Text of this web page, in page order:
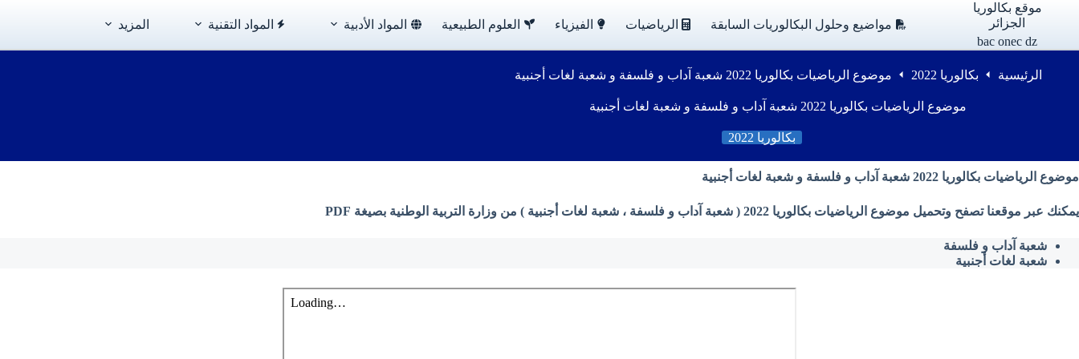
موقع بكالوريا
الجزائر
bac onec dz
مواضيع وحلول البكالوريات السابقة الرياضيات الفيزياء العلوم الطبيعية المواد الأدبية المواد التقنية المزيد
الرئيسية بكالوريا 2022 موضوع الرياضيات بكالوريا 2022 شعبة آداب و فلسفة و شعبة لغات أجنبية
موضوع الرياضيات بكالوريا 2022 شعبة آداب و فلسفة و شعبة لغات أجنبية
بكالوريا 2022
موضوع الرياضيات بكالوريا 2022 شعبة آداب و فلسفة و شعبة لغات أجنبية
يمكنك عبر موقعنا تصفح وتحميل موضوع الرياضيات بكالوريا 2022 ( شعبة آداب و فلسفة ، شعبة لغات أجنبية ) من وزارة التربية الوطنية بصيغة PDF
شعبة آداب و فلسفة
شعبة لغات أجنبية